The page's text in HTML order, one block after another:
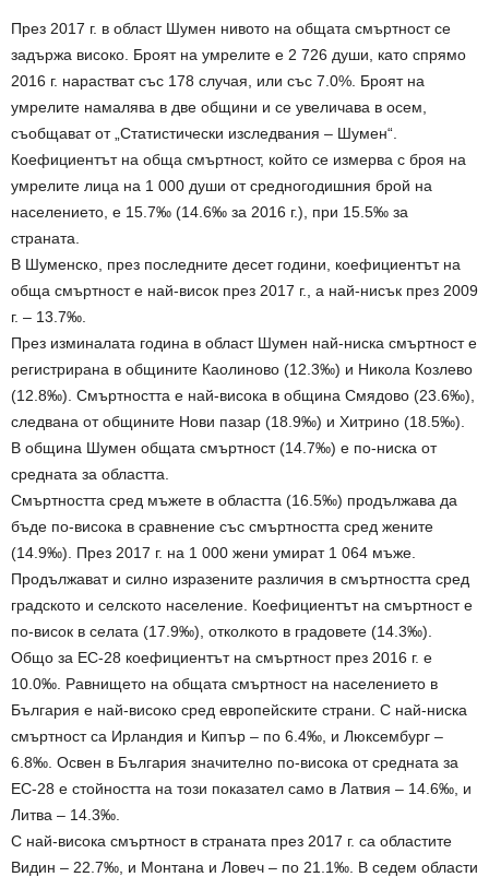
През 2017 г. в област Шумен нивото на общата смъртност се
задържа високо. Броят на умрелите е 2 726 души, като спрямо
2016 г. нарастват със 178 случая, или със 7.0%. Броят на
умрелите намалява в две общини и се увеличава в осем,
съобщават от „Статистически изследвания – Шумен“.
Коефициентът на обща смъртност, който се измерва с броя на
умрелите лица на 1 000 души от средногодишния брой на
населението, е 15.7‰ (14.6‰ за 2016 г.), при 15.5‰ за
страната.
В Шуменско, през последните десет години, коефициентът на
обща смъртност е най-висок през 2017 г., а най-нисък през 2009
г. – 13.7‰.
През изминалата година в област Шумен най-ниска смъртност е
регистрирана в общините Каолиново (12.3‰) и Никола Козлево
(12.8‰). Смъртността е най-висока в община Смядово (23.6‰),
следвана от общините Нови пазар (18.9‰) и Хитрино (18.5‰).
В община Шумен общата смъртност (14.7‰) е по-ниска от
средната за областта.
Смъртността сред мъжете в областта (16.5‰) продължава да
бъде по-висока в сравнение със смъртността сред жените
(14.9‰). През 2017 г. на 1 000 жени умират 1 064 мъже.
Продължават и силно изразените различия в смъртността сред
градското и селското население. Коефициентът на смъртност е
по-висок в селата (17.9‰), отколкото в градовете (14.3‰).
Общо за ЕС-28 коефициентът на смъртност през 2016 г. е
10.0‰. Равнището на общата смъртност на населението в
България е най-високо сред европейските страни. С най-ниска
смъртност са Ирландия и Кипър – по 6.4‰, и Люксембург –
6.8‰. Освен в България значително по-висока от средната за
ЕС-28 е стойността на този показател само в Латвия – 14.6‰, и
Литва – 14.3‰.
С най-висока смъртност в страната през 2017 г. са областите
Видин – 22.7‰, и Монтана и Ловеч – по 21.1‰. В седем области